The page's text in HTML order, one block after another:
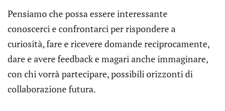
Pensiamo che possa essere interessante
conoscerci e confrontarci per rispondere a
curiosità, fare e ricevere domande reciprocamente,
dare e avere feedback e magari anche immaginare,
con chi vorrà partecipare, possibili orizzonti di
collaborazione futura.